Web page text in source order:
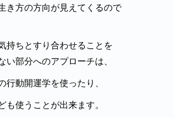
き方の方向が見えてくるので
持ちとすり合わせることを
い部分へのアプローチは、
行動開運学を使ったり、
も使うことが出来ます。